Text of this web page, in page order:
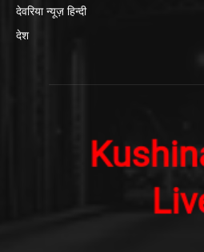
देवरिया न्यूज़ हिन्दी
देश